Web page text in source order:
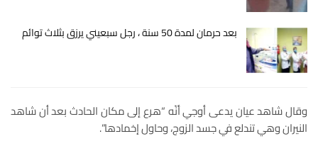
بعد حرمان لمدة 50 سنة ، رجل سبعيني يرزق بثلاث توائم
وقال شاهد عيان يدعى أوجي أنّه “هرع إلى مكان الحادث بعد أن شاهد
النيران وهي تندلع في جسد الزوج، وحاول إخمادها”.